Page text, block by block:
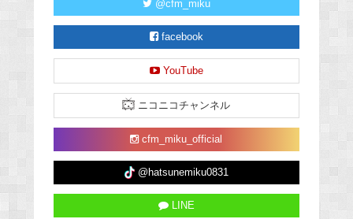
@cfm_miku
facebook
YouTube
ニコニコチャンネル
cfm_miku_official
@hatsunemiku0831
LINE